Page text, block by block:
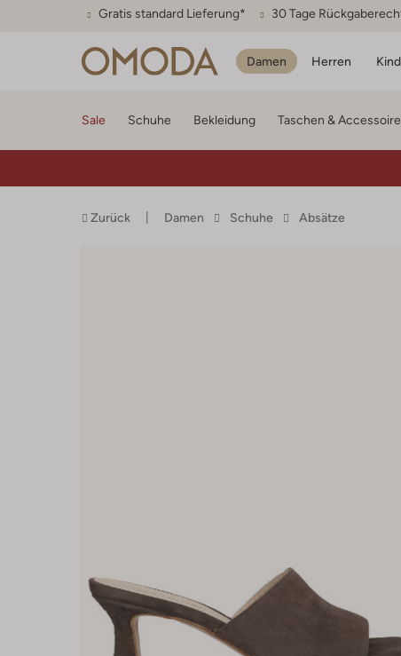
Gratis standard Lieferung* 30 Tage
Damen Herren
Sale Schuhe Bekleidung Taschen &
Zurück Damen Schuhe Absätze